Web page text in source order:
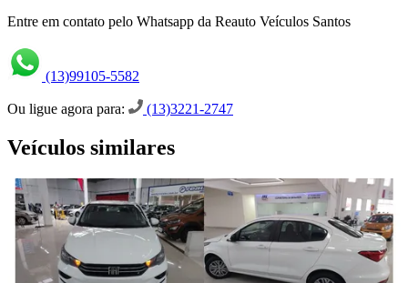
Entre em contato pelo Whatsapp da Reauto Veículos Santos
(13)99105-5582
Ou ligue agora para: (13)3221-2747
Veículos similares